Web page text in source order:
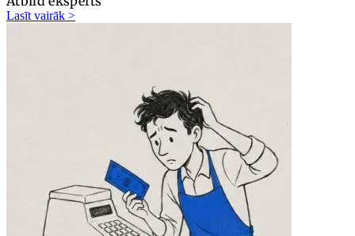
Lasīt vairāk >